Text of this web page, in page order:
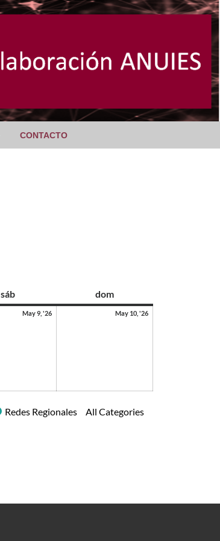
CONTACTO
sáb dom
May 9, '26 May 10, '26
Redes Regionales
All Categories